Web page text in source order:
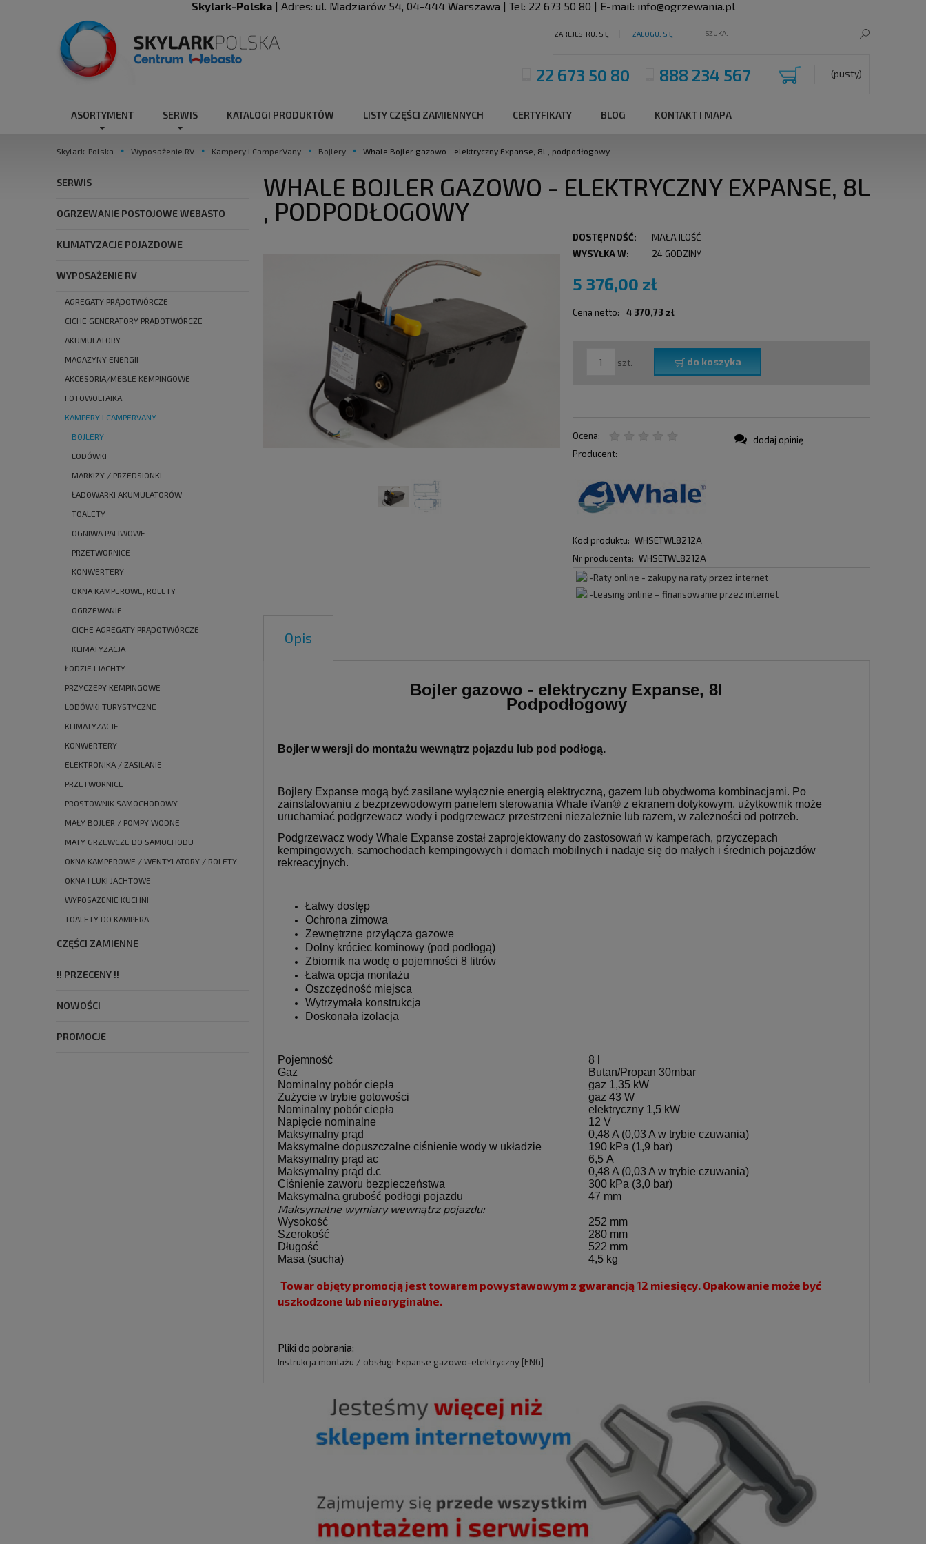
Skylark-Polska| Adres: ul. Madziarów 54, 04-444 Warszawa | Tel: 22 673 50 80 | E-mail: info@ogrzewania.pl
ZAREJESTRUJ SIĘ ZALOGUJ SIĘ
(pusty)
22 673 50 80 888 234 567
ASORTYMENT SERWIS KATALOGI PRODUKTÓW LISTY CZĘŚCI ZAMIENNYCH CERTYFIKATY BLOG KONTAKT I MAPA
Skylark-Polska Wyposażenie RV Kampery i CamperVany Bojlery Whale Bojler gazowo - elektryczny Expanse, 8l , podpodłogowy
SERWIS
OGRZEWANIE POSTOJOWE WEBASTO
KLIMATYZACJE POJAZDOWE
WYPOSAŻENIE RV
AGREGATY PRĄDOTWÓRCZE
CICHE GENERATORY PRĄDOTWÓRCZE
AKUMULATORY
MAGAZYNY ENERGII
AKCESORIA/MEBLE KEMPINGOWE
FOTOWOLTAIKA
KAMPERY I CAMPERVANY
BOJLERY
LODÓWKI
MARKIZY / PRZEDSIONKI
ŁADOWARKI AKUMULATORÓW
TOALETY
OGNIWA PALIWOWE
PRZETWORNICE
KONWERTERY
OKNA KAMPEROWE, ROLETY
OGRZEWANIE
CICHE AGREGATY PRĄDOTWÓRCZE
KLIMATYZACJA
ŁODZIE I JACHTY
PRZYCZEPY KEMPINGOWE
LODÓWKI TURYSTYCZNE
KLIMATYZACJE
KONWERTERY
ELEKTRONIKA / ZASILANIE
PRZETWORNICE
PROSTOWNIK SAMOCHODOWY
MAŁY BOJLER / POMPY WODNE
MATY GRZEWCZE DO SAMOCHODU
OKNA KAMPEROWE / WENTYLATORY / ROLETY
OKNA I LUKI JACHTOWE
WYPOSAŻENIE KUCHNI
TOALETY DO KAMPERA
CZĘŚCI ZAMIENNE
!! PRZECENY !!
NOWOŚCI
PROMOCJE
WHALE BOJLER GAZOWO - ELEKTRYCZNY EXPANSE, 8L
, PODPODŁOGOWY
DOSTĘPNOŚĆ:
MAŁA ILOŚĆ
WYSYŁKA W:
24 GODZINY
5 376,00 zł
Cena netto: 4 370,73 zł
szt. do koszyka
Ocena:
Producent:
Kod produktu: WHSETWL8212A
Nr producenta: WHSETWL8212A
dodaj opinię
Opis
Bojler gazowo - elektryczny Expanse, 8l
Podpodłogowy
Bojler w wersji do montażu wewnątrz pojazdu lub pod podłogą.
Bojlery Expanse mogą być zasilane wyłącznie energią elektryczną, gazem lub obydwoma kombinacjami. Po
zainstalowaniu z bezprzewodowym panelem sterowania Whale iVan® z ekranem dotykowym, użytkownik może
uruchamiać podgrzewacz wody i podgrzewacz przestrzeni niezależnie lub razem, w zależności od potrzeb.
Podgrzewacz wody Whale Expanse został zaprojektowany do zastosowań w kamperach, przyczepach
kempingowych, samochodach kempingowych i domach mobilnych i nadaje się do małych i średnich pojazdów
rekreacyjnych.
Łatwy dostęp
Ochrona zimowa
Zewnętrzne przyłącza gazowe
Dolny króciec kominowy (pod podłogą)
Zbiornik na wodę o pojemności 8 litrów
Łatwa opcja montażu
Oszczędność miejsca
Wytrzymała konstrukcja
Doskonała izolacja
Pojemność
8 l
Gaz
Butan/Propan 30mbar
Nominalny pobór ciepła
gaz 1,35 kW
Zużycie w trybie gotowości
gaz 43 W
Nominalny pobór ciepła
elektryczny 1,5 kW
Napięcie nominalne
12 V
Maksymalny prąd
0,48 A (0,03 A w trybie czuwania)
Maksymalne dopuszczalne ciśnienie wody w układzie
190 kPa (1,9 bar)
Maksymalny prąd ac
6,5 A
Maksymalny prąd d.c
0,48 A (0,03 A w trybie czuwania)
Ciśnienie zaworu bezpieczeństwa
300 kPa (3,0 bar)
Maksymalna grubość podłogi pojazdu
47 mm
Maksymalne wymiary wewnątrz pojazdu:
Wysokość
252 mm
Szerokość
280 mm
Długość
522 mm
Masa (sucha)
4,5 kg
Towar objęty promocją jest towarem powystawowym z gwarancją 12 miesięcy. Opakowanie może być
uszkodzone lub nieoryginalne.
Pliki do pobrania:
Instrukcja montażu / obsługi Expanse gazowo-elektryczny [ENG]